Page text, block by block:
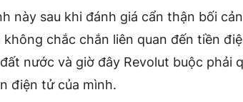
này sau khi đánh giá cẩn thận bối
chắc chắn liên quan đến tiền
nước và giờ đây Revolut buộc phải
điện tử của mình.